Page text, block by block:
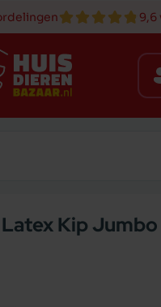
9,6
Kip Jumbo